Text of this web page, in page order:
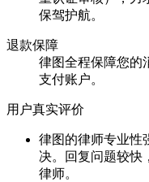
保驾护航。
退款保障
律图全程保障您的
支付账户。
用户真实评价
律图的律师专业性
决。回复问题较快
律师。